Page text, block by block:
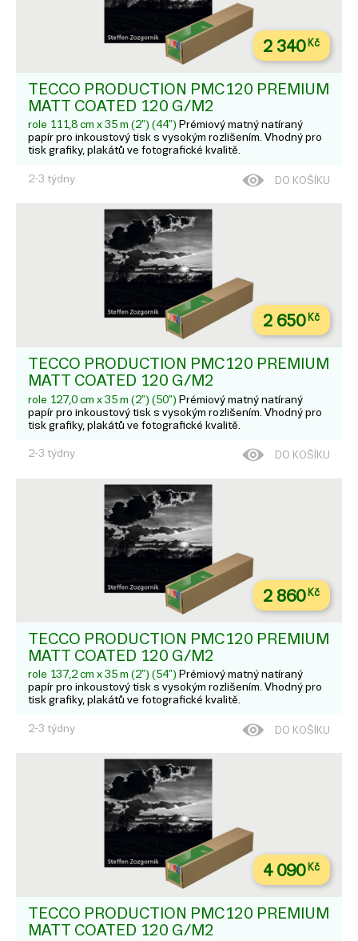
2 340Kč
TECCO PRODUCTION PMC120 PREMIUM
MATT COATED 120 G/M2
role 111,8 cm x 35 m (2") (44") Prémiový matný natíraný
papír pro inkoustový tisk s vysokým rozlišením. Vhodný pro
tisk grafiky, plakátů ve fotografické kvalitě.
2-3 týdny DO KOŠÍKU
2 650Kč
TECCO PRODUCTION PMC120 PREMIUM
MATT COATED 120 G/M2
role 127,0 cm x 35 m (2") (50") Prémiový matný natíraný
papír pro inkoustový tisk s vysokým rozlišením. Vhodný pro
tisk grafiky, plakátů ve fotografické kvalitě.
2-3 týdny DO KOŠÍKU
2 860Kč
TECCO PRODUCTION PMC120 PREMIUM
MATT COATED 120 G/M2
role 137,2 cm x 35 m (2") (54") Prémiový matný natíraný
papír pro inkoustový tisk s vysokým rozlišením. Vhodný pro
tisk grafiky, plakátů ve fotografické kvalitě.
2-3 týdny DO KOŠÍKU
4 090Kč
TECCO PRODUCTION PMC120 PREMIUM
MATT COATED 120 G/M2